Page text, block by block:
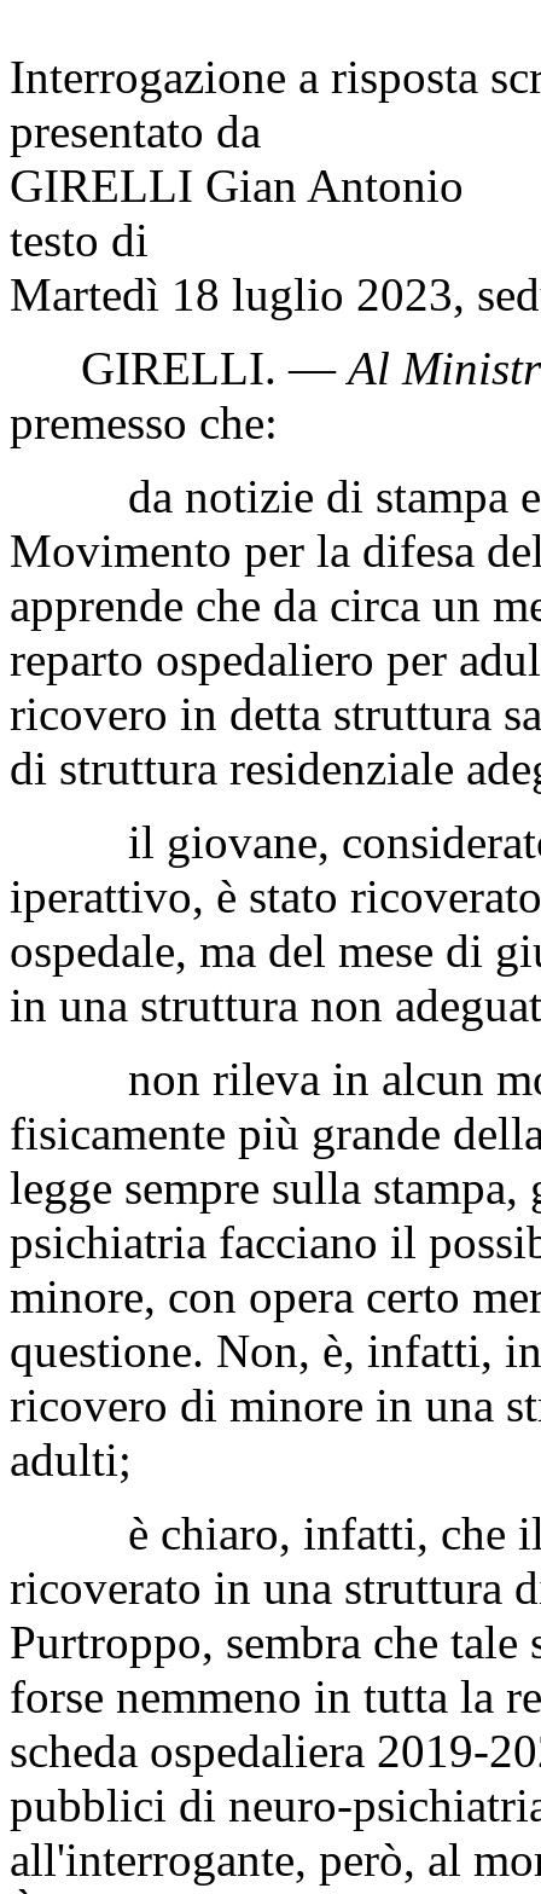
Interrogazione a risposta
presentato da
GIRELLI Gian Antonio
testo di
Martedì 18 luglio 2023,
GIRELLI. —Al
premesso che:
da notizie di stampa e
Movimento per la difesa
apprende che da circa un
reparto ospedaliero per
ricovero in detta struttura
di struttura residenziale
il giovane, considerato
iperattivo, è stato
ospedale, ma del mese di
in una struttura non
non rileva in alcun
fisicamente più grande
legge sempre sulla
psichiatria facciano il
minore, con opera certo
questione. Non, è, infatti,
ricovero di minore in una
adulti;
è chiaro, infatti, che il
ricoverato in una struttura
Purtroppo, sembra che
forse nemmeno in tutta la
scheda ospedaliera 2019-
pubblici di neuro-
all'interrogante, però, al